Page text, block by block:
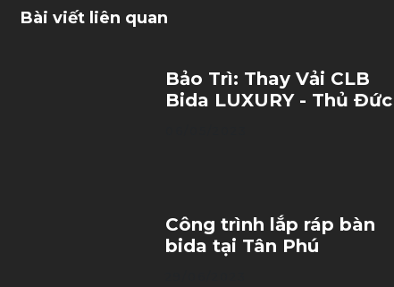
Bài viết liên quan
Bảo Trì: Thay Vải CLB
Bida LUXURY - Thủ Đức
Công trình lắp ráp bàn
bida tại Tân Phú